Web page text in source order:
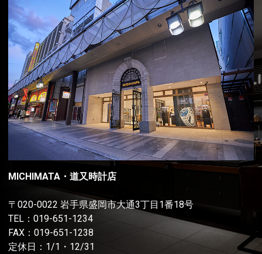
MICHIMATA・道又時計店
〒020-0022 岩手県盛岡市大通3丁目1番18号
TEL： 019-651-1234
FAX：019-651-1238
定休日：1/1・12/31